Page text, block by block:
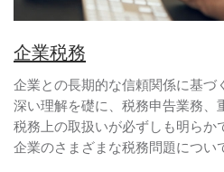
企業税務
企業との長期的な信頼関係に基づ
深い理解を礎に、税務申告業務、
税務上の取扱いが必ずしも明らか
企業のさまざまな税務問題につい